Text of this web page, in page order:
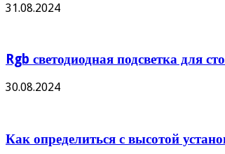
31.08.2024
Rgb светодиодная подсветка для
30.08.2024
Как определиться с высотой